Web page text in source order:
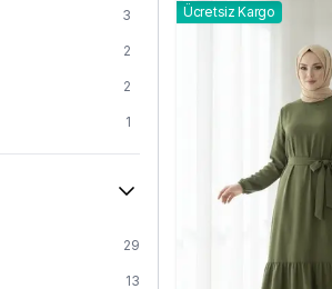
3
2
2
1
1
1
29
13
Ücretsiz Kargo